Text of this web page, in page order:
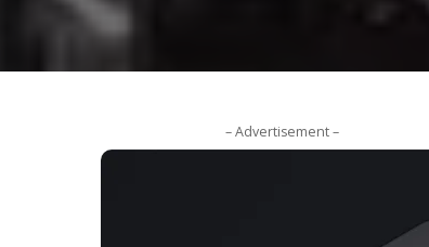
– Advertisement –